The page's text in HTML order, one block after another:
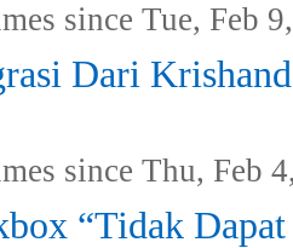
since Tue, Feb
Dari
since Thu, Feb
“Tidak